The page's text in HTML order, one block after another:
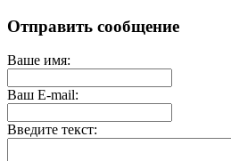
Отправить сообщение
Ваше имя:
Ваш E-mail:
Введите текст: